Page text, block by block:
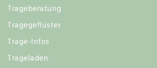
Trageberatung
Tragegeflüster
Trage-Infos
Trageladen